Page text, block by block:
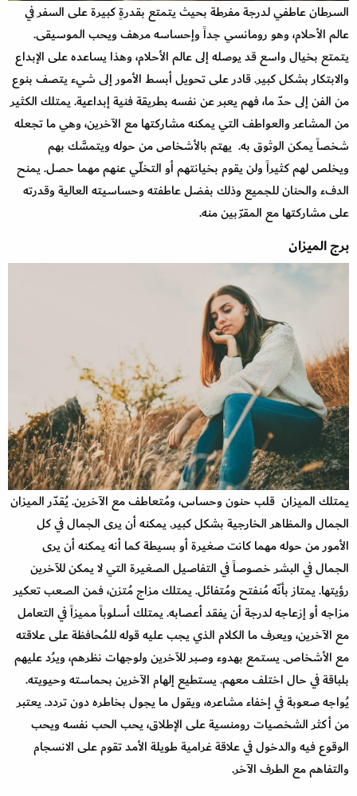
السرطان عاطفي لدرجة مفرطة بحيث يتمتع بقدرةٍ كبيرة على السفر في
عالم الأحلام، وهو رومانسي جداً وإحساسه مرهف ويحب الموسيقى.
يتمتع بخيال واسع قد يوصله إلى عالم الأحلام، وهذا يساعده على الإبداع
والابتكار بشكل كبير. قادر على تحويل أبسط الأمور إلى شيء يتصف بنوع
من الفن إلى حدّ ما، فهم يعبر عن نفسه بطريقة فنية إبداعية. يمتلك الكثير
من المشاعر والعواطف التي يمكنه مشاركتها مع الآخرين، وهي ما تجعله
شخصاً يمكن الوثوق به. يهتم بالأشخاص من حوله ويتمسَّك بهم
ويخلص لهم كثيراً ولن يقوم بخيانتهم أو التخلّي عنهم مهما حصل. يمنح
الدفء والحنان للجميع وذلك بفضل عاطفته وحساسيته العالية وقدرته
على مشاركتها مع المقرّبين منه.
برج الميزان
يمتلك الميزان قلب حنون وحساس، ومُتعاطف مع الآخرين. يُقدّر الميزان
الجمال والمظاهر الخارجية بشكل كبير. يمكنه أن يرى الجمال في كل
الأمور من حوله مهما كانت صغيرة أو بسيطة كما أنه يمكنه أن يرى
الجمال في البشر خصوصاً في التفاصيل الصغيرة التي لا يمكن للآخرين
رؤيتها. يمتاز بأنّه مُنفتح ومُتفائل. يمتلك مزاج مُتزن، فمن الصعب تعكير
مزاجه أو إزعاجه لدرجة أن يفقد أعصابه. يمتلك أسلوباً مميزاً في التعامل
مع الآخرين، ويعرف ما الكلام الذي يجب عليه قوله للمُحافظة على علاقته
مع الأشخاص. يستمع بهدوء وصبر للآخرين ولوجهات نظرهم، ويرُد عليهم
بلباقة في حال اختلف معهم. يستطيع إلهام الآخرين بحماسته وحيويته.
يُواجه صعوبة في إخفاء مشاعره، ويقول ما يجول بخاطره دون تردد. يعتبر
من أكثر الشخصيات رومنسية على الإطلاق، يحب الحب نفسه ويحب
الوقوع فيه والدخول في علاقة غرامية طويلة الأمد تقوم على الانسجام
والتفاهم مع الطرف الآخر.